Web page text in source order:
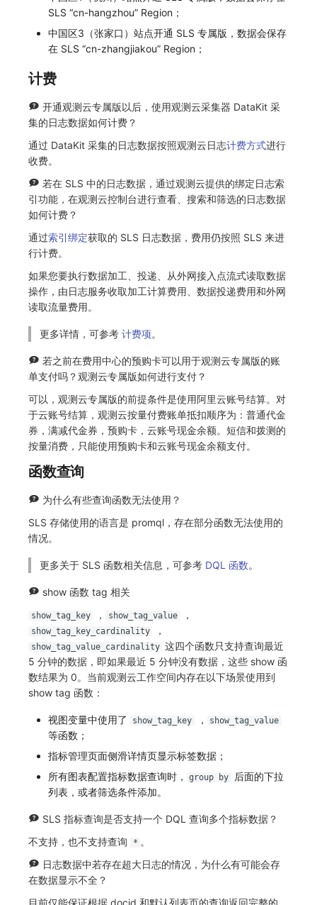
SLS “cn-hangzhou” Region；
中国区3（张家口）站点开通 SLS 专属版，数据会保存
在 SLS “cn-zhangjiakou” Region；
计费
开通观测云专属版以后，使用观测云采集器 DataKit 采
集的日志数据如何计费？
通过 DataKit 采集的日志数据按照观测云日志计费方式进行
收费。
若在 SLS 中的日志数据，通过观测云提供的绑定日志索
引功能，在观测云控制台进行查看、搜索和筛选的日志数据
如何计费？
通过索引绑定获取的 SLS 日志数据，费用仍按照 SLS 来进
行计费。
如果您要执行数据加工、投递、从外网接入点流式读取数据
操作，由日志服务收取加工计算费用、数据投递费用和外网
读取流量费用。
更多详情，可参考 计费项。
若之前在费用中心的预购卡可以用于观测云专属版的账
单支付吗？观测云专属版如何进行支付？
可以，观测云专属版的前提条件是使用阿里云账号结算。对
于云账号结算，观测云按量付费账单抵扣顺序为：普通代金
券，满减代金券，预购卡，云账号现金余额。短信和拨测的
按量消费，只能使用预购卡和云账号现金余额支付。
函数查询
为什么有些查询函数无法使用？
SLS 存储使用的语言是 promql，存在部分函数无法使用的
情况。
更多关于 SLS 函数相关信息，可参考 DQL 函数。
show 函数 tag 相关
show_tag_key ， show_tag_value ，
show_tag_key_cardinality ，
show_tag_value_cardinality 这四个函数只支持查询最近
5 分钟的数据，即如果最近 5 分钟没有数据，这些 show 函
数结果为 0。当前观测云工作空间内存在以下场景使用到
show tag 函数：
视图变量中使用了 show_tag_key ， show_tag_value
等函数；
指标管理页面侧滑详情页显示标签数据；
所有图表配置指标数据查询时，
group by
后面的下拉
列表，或者筛选条件添加。
SLS 指标查询是否支持一个 DQL 查询多个指标数据？
不支持，也不支持查询
* 。
日志数据中若存在超大日志的情况，为什么有可能会存
在数据显示不全？
目前仅能保证根据 docid 和默认列表页的查询返回完整的